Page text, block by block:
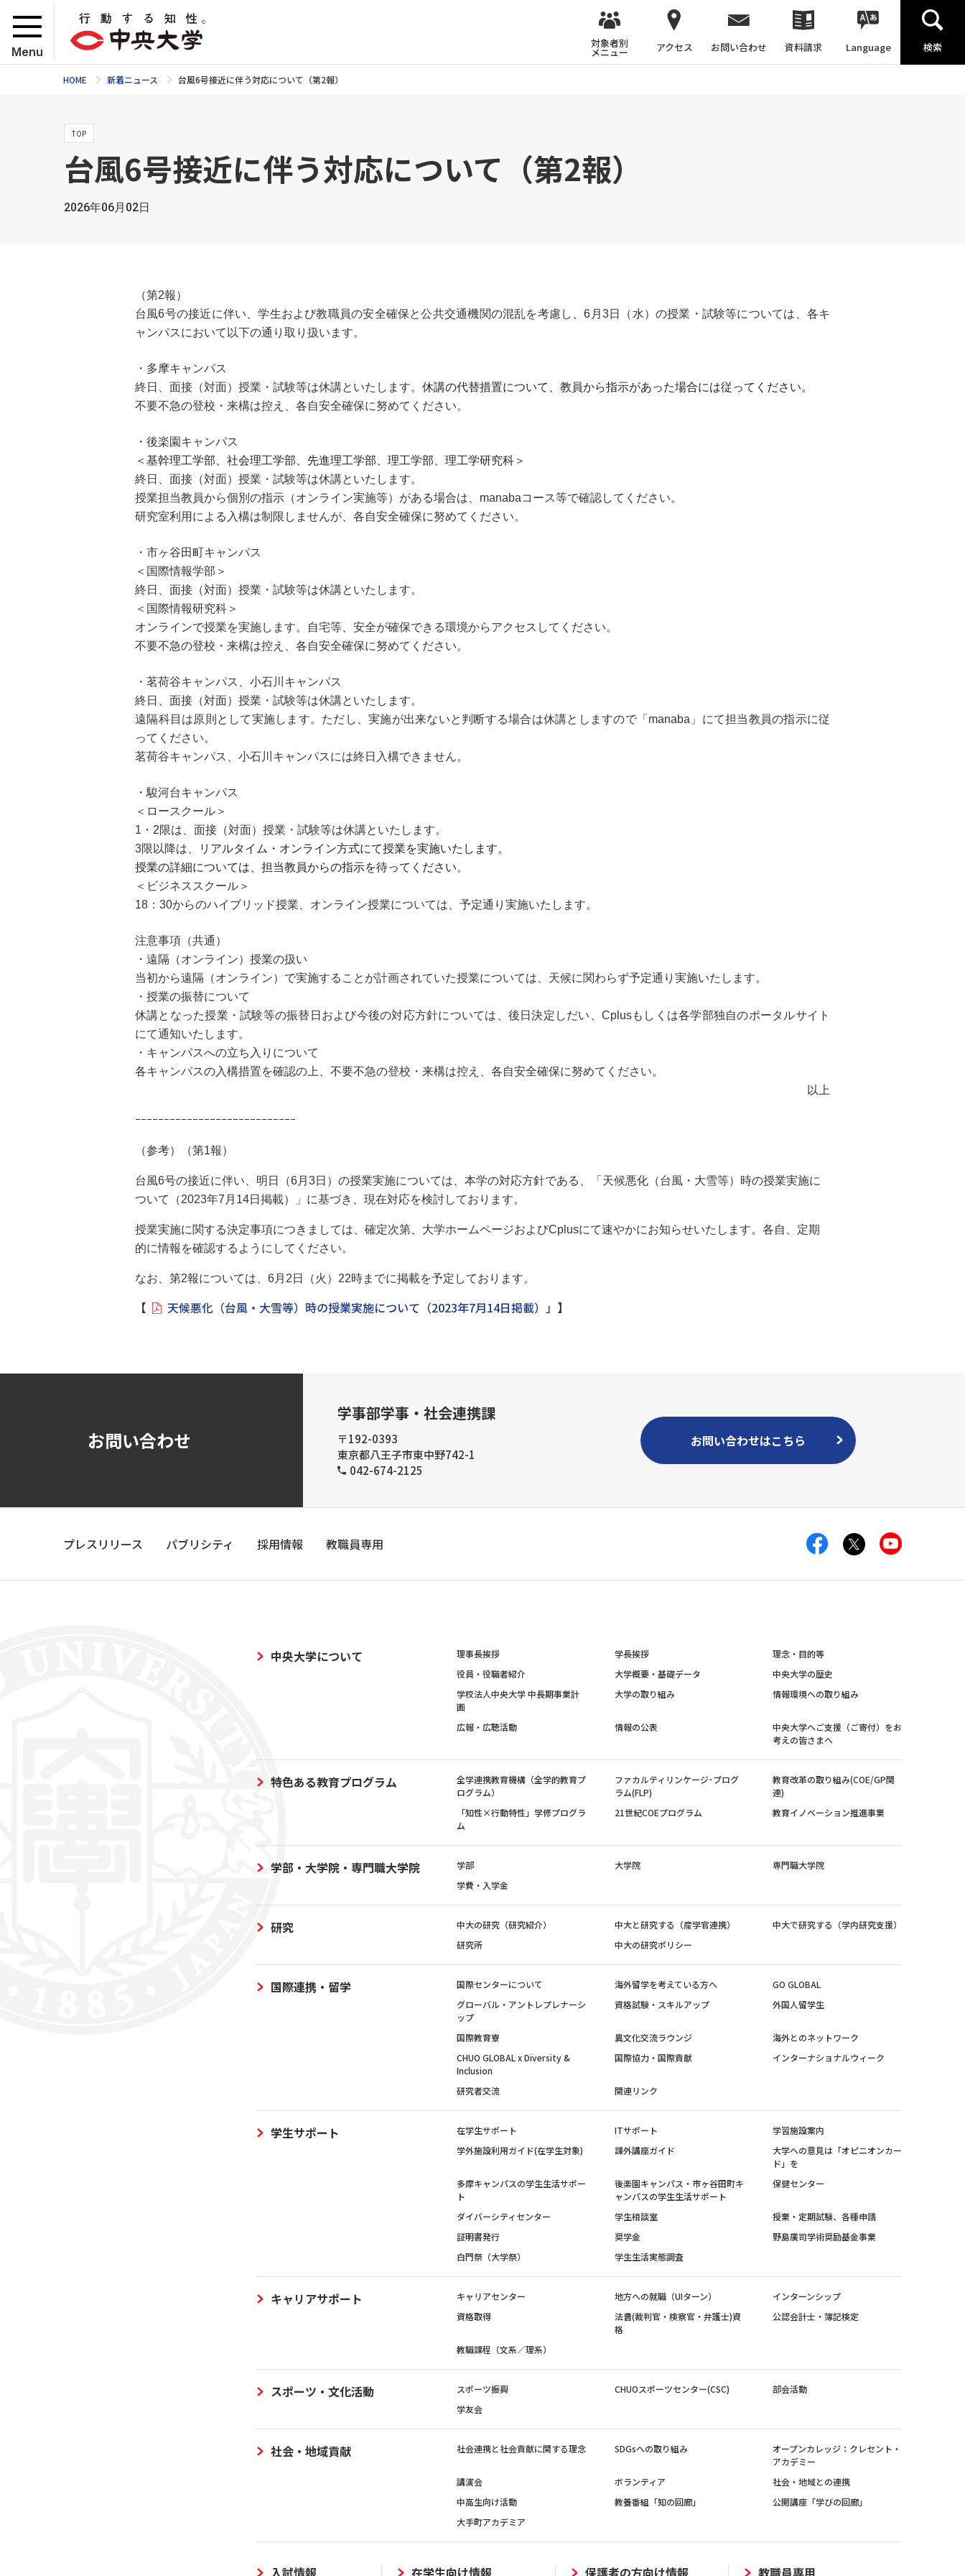
Menu
対象者別
メニュー アクセス お問い合わせ 資料請求 Language 検索
HOME 新着ニュース 台風6号接近に伴う対応について（第2報）
TOP
台風6号接近に伴う対応について（第2報）
2026年06月02日
（第2報）
台風6号の接近に伴い、学生および教職員の安全確保と公共交通機関の混乱を考慮し、6月3日（水）の授業・試験等については、各キ
ャンパスにおいて以下の通り取り扱います。
・多摩キャンパス
終日、面接（対面）授業・試験等は休講といたします。 休講の代替措置について、教員から指示があった場合には従ってください。
不要不急の登校・来構は控え、各自安全確保に努めてください。
・後楽園キャンパス
＜基幹理工学部、社会理工学部、先進理工学部、理工学部、理工学研究科＞
終日、面接（対面）授業・試験等は休講といたします。
授業担当教員から個別の指示（オンライン実施等）がある場合は、manabaコース等で確認してください。
研究室利用による入構は制限しませんが、各自安全確保に努めてください。
・市ヶ谷田町キャンパス
＜国際情報学部＞
終日、面接（対面）授業・試験等は休講といたします。
＜国際情報研究科＞
オンラインで授業を実施します。自宅等、安全が確保できる環境からアクセスしてください。
不要不急の登校・来構は控え、各自安全確保に努めてください。
・茗荷谷キャンパス、小石川キャンパス
終日、面接（対面）授業・試験等は休講といたします。
遠隔科目は原則として実施します。ただし、実施が出来ないと判断する場合は休講としますので「manaba」にて担当教員の指示に従
ってください。
茗荷谷キャンパス、小石川キャンパスには終日入構できません。
・駿河台キャンパス
＜ロースクール＞
1・2限は、面接（対面）授業・試験等は休講といたします。
3限以降は、
リアルタイム・オンライン方式にて授業を実施いたします。
授業の詳細については、担当教員からの指示を待ってください。
＜ビジネススクール＞
18：30からのハイブリッド授業、オンライン授業については、予定通り実施いたします。
注意事項（共通）
・遠隔（オンライン）授業の扱い
当初から遠隔（オンライン）で実施することが計画されていた授業については、天候に関わらず予定通り実施いたします。
・授業の振替について
休講となった授業・試験等の振替日および今後の対応方針については、後日決定しだい、Cplusもしくは各学部独自のポータルサイト
にて通知いたします。
・キャンパスへの立ち入りについて
各キャンパスの入構措置を確認の上、不要不急の登校・来構は控え、各自安全確保に努めてください。
以上
ｰｰｰｰｰｰｰｰｰｰｰｰｰｰｰｰｰｰｰｰｰｰｰｰｰｰｰｰ
（参考）（第1報）
台風6号の接近に伴い、明日（6月3日）の授業実施については、本学の対応方針である、「天候悪化（台風・大雪等）時の授業実施に
ついて（2023年7月14日掲載）」に基づき、現在対応を検討しております。
授業実施に関する決定事項につきましては、確定次第、大学ホームページおよびCplusにて速やかにお知らせいたします。各自、定期
的に情報を確認するようにしてください。
なお、第2報については、6月2日（火）22時までに掲載を予定しております。
【 天候悪化（台風・大雪等）時の授業実施について（2023年7月14日掲載）」 】
お問い合わせ
学事部学事・社会連携課
〒192-0393
東京都八王子市東中野742-1
042-674-2125
お問い合わせはこちら
プレスリリース パブリシティ 採用情報 教職員専用
中央大学について 理事長挨拶 学長挨拶
理念・目的等
役員・役職者紹介
大学概要・基礎データ
中央大学の歴史
学校法人中央大学 中長期事業計
画
大学の取り組み 情報環境への取り組み
広報・広聴活動 情報の公表
中央大学へご支援（ご寄付）をお
考えの皆さまへ
特色ある教育プログラム
全学連携教育機構（全学的教育プ
ログラム）
ファカルティリンケージ･プログ
ラム(FLP)
教育改革の取り組み(COE/GP関
連)
「知性×行動特性」学修プログラ
ム
21世紀COEプログラム 教育イノベーション推進事業
学部・大学院・専門職大学院 学部 大学院
専門職大学院
学費・入学金
研究 中大の研究（研究紹介） 中大と研究する（産学官連携）
中大で研究する（学内研究支援）
研究所
中大の研究ポリシー
国際連携・留学 国際センターについて 海外留学を考えている方へ
GO GLOBAL
グローバル・アントレプレナーシ
ップ
資格試験・スキルアップ 外国人留学生
国際教育寮 異文化交流ラウンジ
海外とのネットワーク
CHUO GLOBAL x Diversity &
Inclusion
国際協力・国際貢献 インターナショナルウィーク
研究者交流 関連リンク
学生サポート 在学生サポート ITサポート
学習施設案内
学外施設利用ガイド(在学生対象)
課外講座ガイド
大学への意見は「オピニオンカー
ド」を
多摩キャンパスの学生生活サポー
ト
後楽園キャンパス・市ヶ谷田町キ
ャンパスの学生生活サポート
保健センター
ダイバーシティセンター 学生相談室
授業・定期試験、各種申請
証明書発行
奨学金
野島廣司学術奨励基金事業
白門祭（大学祭）
学生生活実態調査
キャリアサポート キャリアセンター 地方への就職（UIターン）
インターンシップ
資格取得
法曹(裁判官・検察官・弁護士)資
格
公認会計士・簿記検定
教職課程（文系／理系）
スポーツ・文化活動 スポーツ振興 CHUOスポーツセンター(CSC)
部会活動
学友会
社会・地域貢献 社会連携と社会貢献に関する理念 SDGsへの取り組み
オープンカレッジ：クレセント・
アカデミー
講演会
ボランティア
社会・地域との連携
中高生向け活動
教養番組「知の回廊」
公開講座「学びの回廊」
大手町アカデミア
入試情報 在学生向け情報 保護者の方向け情報 教職員専用